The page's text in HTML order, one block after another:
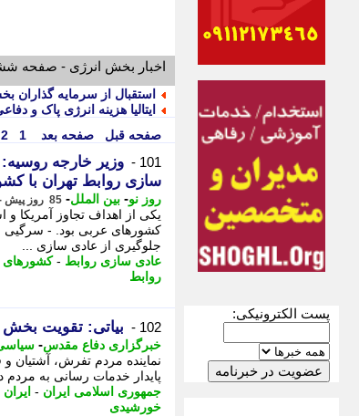
پست الکترونیکی:
اخبار بخش انرژی - صفحه
استقبال از سرمایه گذاران
ایتالیا هزینه انرژی پاک و
صفحه قبل
صفحه بعد 1
2
101 -
وزیر خارجه
سازی روابط تهران با
روز نو- بین الملل- 85 روز پیش - چهارشنبه 23 اردیبهشت 1405، 11:52
یکی از اهداف تجاوز آمریکا و
کشورهای عربی بود. - سرگیی
جلوگیری از عادی سازی ...
عادی سازی روابط -کشورهای
روابط
102 - بیاتی: تقویت
خبرگزاری دفاع مقدس-
نماینده مردم تفرش،
پایدار خدمات رسانی به
جمهوری اسلامی ایران - ایران
خورشیدی